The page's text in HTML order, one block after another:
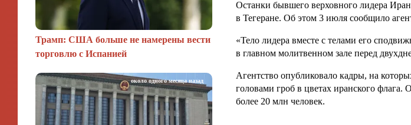
Трамп: США больше не намерены вести
торговлю с Испанией
около одного месяца назад
Останки бывшего верховного лидера
в Тегеране. Об этом 3 июля сообщило
«Тело лидера вместе с телами его
в главном молитвенном зале перед
Агентство опубликовало кадры, на
головами гроб в цветах иранского флага.
более 20 млн человек.